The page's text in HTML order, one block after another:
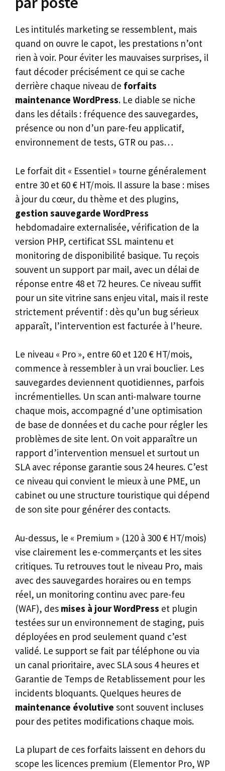
Les intitulés marketing se ressemblent, mais
quand on ouvre le capot, les prestations n’ont
rien à voir. Pour éviter les mauvaises surprises, il
faut décoder précisément ce qui se cache
derrière chaque niveau de forfaits
maintenance WordPress. Le diable se niche
dans les détails : fréquence des sauvegardes,
présence ou non d’un pare-feu applicatif,
environnement de tests, GTR ou pas…
Le forfait dit « Essentiel » tourne généralement
entre 30 et 60 € HT/mois. Il assure la base : mises
à jour du cœur, du thème et des plugins,
gestion sauvegarde WordPress
hebdomadaire externalisée, vérification de la
version PHP, certificat SSL maintenu et
monitoring de disponibilité basique. Tu reçois
souvent un support par mail, avec un délai de
réponse entre 48 et 72 heures. Ce niveau suffit
pour un site vitrine sans enjeu vital, mais il reste
strictement préventif : dès qu’un bug sérieux
apparaît, l’intervention est facturée à l’heure.
Le niveau « Pro », entre 60 et 120 € HT/mois,
commence à ressembler à un vrai bouclier. Les
sauvegardes deviennent quotidiennes, parfois
incrémentielles. Un scan anti-malware tourne
chaque mois, accompagné d’une optimisation
de base de données et du cache pour régler les
problèmes de site lent. On voit apparaître un
rapport d’intervention mensuel et surtout un
SLA avec réponse garantie sous 24 heures. C’est
ce niveau qui convient le mieux à une PME, un
cabinet ou une structure touristique qui dépend
de son site pour générer des contacts.
Au-dessus, le « Premium » (120 à 300 € HT/mois)
vise clairement les e-commerçants et les sites
critiques. Tu retrouves tout le niveau Pro, mais
avec des sauvegardes horaires ou en temps
réel, un monitoring continu avec pare-feu
(WAF), des mises à jour WordPress et plugin
testées sur un environnement de staging, puis
déployées en prod seulement quand c’est
validé. Le support se fait par téléphone ou via
un canal prioritaire, avec SLA sous 4 heures et
Garantie de Temps de Retablissement pour les
incidents bloquants. Quelques heures de
maintenance évolutive sont souvent incluses
pour des petites modifications chaque mois.
La plupart de ces forfaits laissent en dehors du
scope les licences premium (Elementor Pro, WP